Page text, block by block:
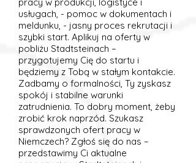
usługach, - pomoc w dokumentach i
meldunku, - jasny proces rekrutacji i
szybki start. Aplikuj na oferty w
pobliżu Stadtsteinach –
przygotujemy Cię do startu i
będziemy z Tobą w stałym kontakcie.
Zadbamy o formalności, Ty zyskasz
spokój i stabilne warunki
zatrudnienia. To dobry moment, żeby
zrobić krok naprzód. Szukasz
sprawdzonych ofert pracy w
Niemczech? Zgłoś się do nas –
przedstawimy Ci aktualne